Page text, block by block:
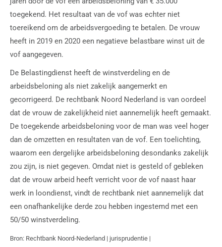
toegekend. Het resultaat van de vof was echter niet
toereikend om de arbeidsvergoeding te betalen. De vrouw
heeft in 2019 en 2020 een negatieve belastbare winst uit de
vof aangegeven.
De Belastingdienst heeft de winstverdeling en de
arbeidsbeloning als niet zakelijk aangemerkt en
gecorrigeerd. De rechtbank Noord Nederland is van oordeel
dat de vrouw de zakelijkheid niet aannemelijk heeft gemaakt.
De toegekende arbeidsbeloning voor de man was veel hoger
dan de omzetten en resultaten van de vof. Een toelichting,
waarom een dergelijke arbeidsbeloning desondanks zakelijk
zou zijn, is niet gegeven. Omdat niet is gesteld of gebleken
dat de vrouw arbeid heeft verricht voor de vof naast haar
werk in loondienst, vindt de rechtbank niet aannemelijk dat
een onafhankelijke derde zou hebben ingestemd met een
50/50 winstverdeling.
Bron: Rechtbank Noord-Nederland | jurisprudentie |